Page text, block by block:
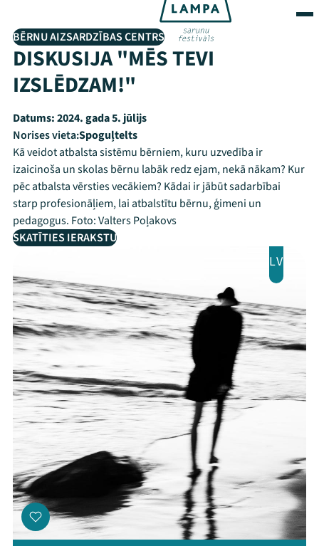
BĒRNU AIZSARDZĪBAS CENTRS
DISKUSIJA "MĒS TEVI
IZSLĒDZAM!"
Datums:2024. gada 5. jūlijs
Norises vieta:Spoguļtelts
Kā veidot atbalsta sistēmu bērniem, kuru uzvedība ir
izaicinoša un skolas bērnu labāk redz ejam, nekā nākam? Kur
pēc atbalsta vērsties vecākiem? Kādai ir jābūt sadarbībai
starp profesionāļiem, lai atbalstītu bērnu, ģimeni un
pedagogus. Foto: Valters Poļakovs
SKATĪTIES IERAKSTU
LV